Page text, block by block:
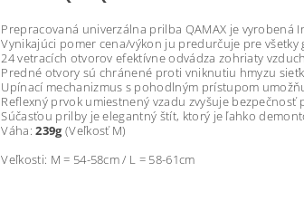
Prepracovaná univerzálna prilba QAMAX je
Vynikajúci pomer cena/výkon ju predurčuje pre všetky
24 vetracích otvorov efektívne odvádza zohriaty
Predné otvory sú chránené proti vniknutiu hmyzu
Upínací mechanizmus s pohodlným prístupom
Reflexný prvok umiestnený vzadu zvyšuje bezpečnosť
Súčasťou prilby je elegantný štít, ktorý je ľahko
Váha:239g(Veľkosť M)
Veľkosti: M = 54-58cm / L = 58-61cm